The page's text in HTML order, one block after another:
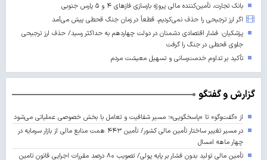
بانک تجارت، تأمین‌کننده مالی پروژه بازسازی فازهای ۴ و ۵ پارس جنوبی
اگر ارز ترجیحی را حذف نمی‌کردیم، قطعاً در زمان جنگ قحطی پیش می‌آمد
پزشکیان: فشار اقتصادی دشمنان در دولت چهاردهم به حداکثر رسید/ حذف ارز ترجیحی
جلوی قحطی در جنگ را گرفت
تأکید بر تداوم خدمت‌رسانی و تسهیل معیشت مردم
گزارش و گفتگو
از «گفت‌وگو» تا «پاسخگویی»؛ مسیر شفافیت و تعامل با بخش خصوصی عملیاتی می‌شود
در مسیر تغییر ساختار تأمین مالی کشور/ تأمین ۴۴۳ همت منابع مالی از بازار سرمایه در
چهار ماهه امسال
تأمین مالی تولید بدون فشار بر پایه پولی/ تصویب ۸۰ درصد مقررات اجرایی قانون تامین